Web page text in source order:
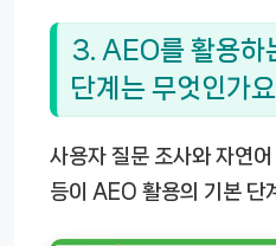
3. AEO를 활용하
단계는 무엇인가
사용자 질문 조사와 자연
등이 AEO 활용의 기본 단